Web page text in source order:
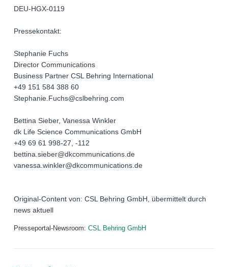
DEU-HGX-0119
Pressekontakt:
Stephanie Fuchs
Director Communications
Business Partner CSL Behring International
+49 151 584 388 60
Stephanie.Fuchs@cslbehring.com
Bettina Sieber, Vanessa Winkler
dk Life Science Communications GmbH
+49 69 61 998-27, -112
bettina.sieber@dkcommunications.de
vanessa.winkler@dkcommunications.de
Original-Content von: CSL Behring GmbH, übermittelt durch
news aktuell
Presseportal-Newsroom: CSL Behring GmbH